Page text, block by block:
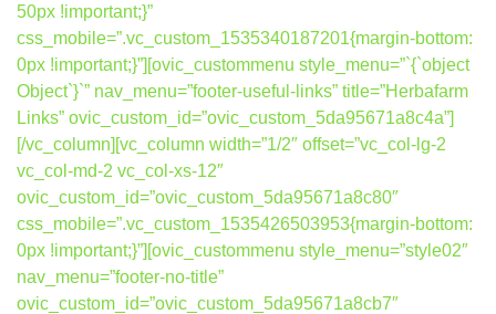
50px !important;}”
css_mobile=”.vc_custom_1535340187201{margin-bottom:
0px !important;}”][ovic_custommenu style_menu=”`{`object
Object`}`” nav_menu=”footer-useful-links” title=”Herbafarm
Links” ovic_custom_id=”ovic_custom_5da95671a8c4a”]
[/vc_column][vc_column width=”1/2″ offset=”vc_col-lg-2
vc_col-md-2 vc_col-xs-12″
ovic_custom_id=”ovic_custom_5da95671a8c80″
css_mobile=”.vc_custom_1535426503953{margin-bottom:
0px !important;}”][ovic_custommenu style_menu=”style02″
nav_menu=”footer-no-title”
ovic_custom_id=”ovic_custom_5da95671a8cb7″